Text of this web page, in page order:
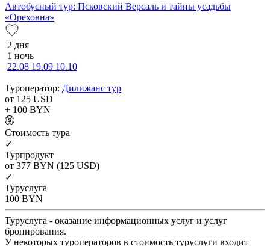
Автобусный тур: Псковский Версаль и тайны усадьбы
«Ореховна»
2 дня
1 ночь
22.08 19.09 10.10
Туроператор: Дилижанс тур
от 125 USD
+ 100 BYN
Cтоимость тура
✓
Турпродукт
от 377 BYN (125 USD)
✓
Туруслуга
100 BYN
Туруслуга - оказание информационных услуг и услуг
бронирования.
У некоторых туроператоров в стоимость туруслуги входит